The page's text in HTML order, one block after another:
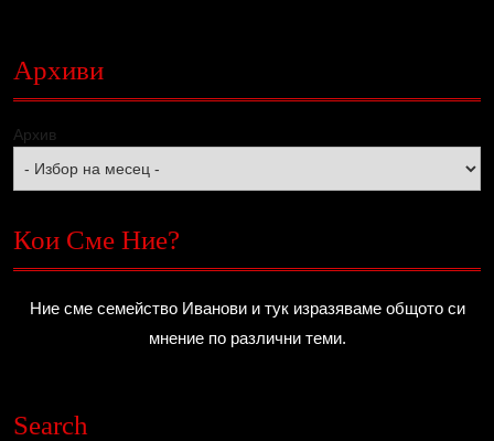
Архиви
Архив
Кои Сме Ние?
Ние сме семейство Иванови и тук изразяваме общото си
мнение по различни теми.
Search